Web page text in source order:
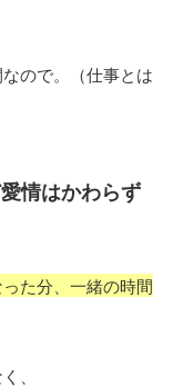
ので。（仕事とは
情はかわらず
た分、一緒の時間
、